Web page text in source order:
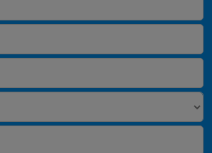
de trabajo
Social
I
Privado